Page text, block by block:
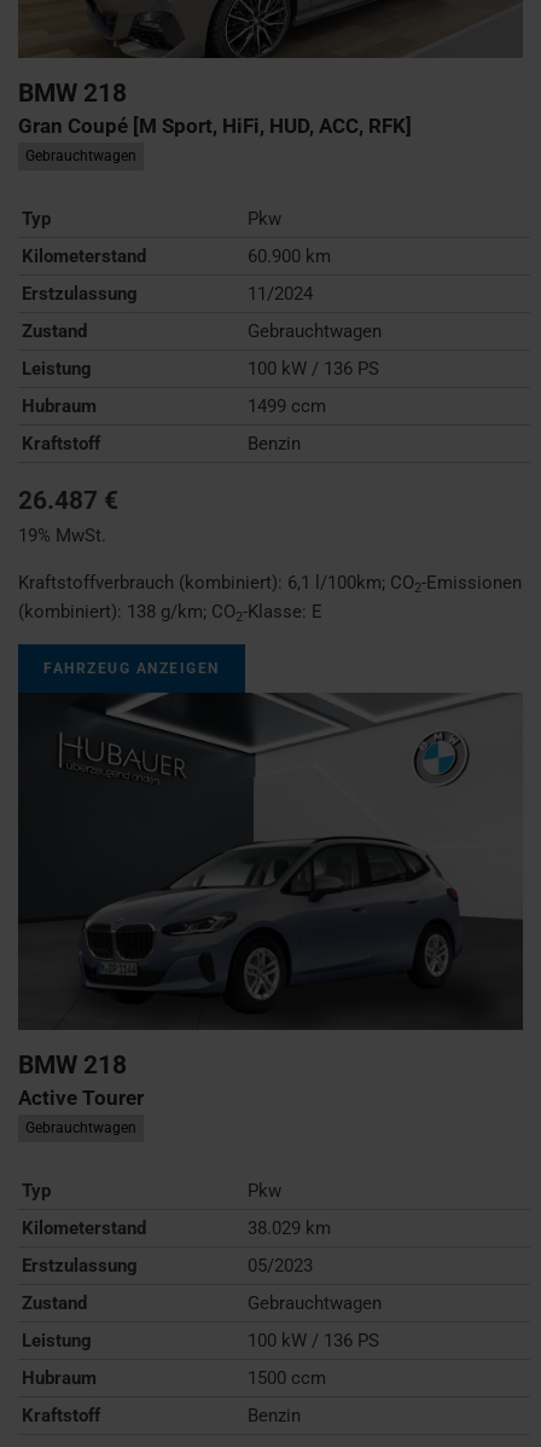
BMW 218
Gran Coupé [M Sport, HiFi, HUD, ACC, RFK]
Gebrauchtwagen
Typ
Pkw
Kilometerstand
60.900 km
Erstzulassung
11/2024
Zustand
Gebrauchtwagen
Leistung
100 kW / 136 PS
Hubraum
1499 ccm
Kraftstoff
Benzin
26.487 €
19% MwSt.
Kraftstoffverbrauch (kombiniert): 6,1 l/100km; CO2-Emissionen
(kombiniert): 138 g/km; CO2-Klasse: E
FAHRZEUG ANZEIGEN
BMW 218
Active Tourer
Gebrauchtwagen
Typ
Pkw
Kilometerstand
38.029 km
Erstzulassung
05/2023
Zustand
Gebrauchtwagen
Leistung
100 kW / 136 PS
Hubraum
1500 ccm
Kraftstoff
Benzin